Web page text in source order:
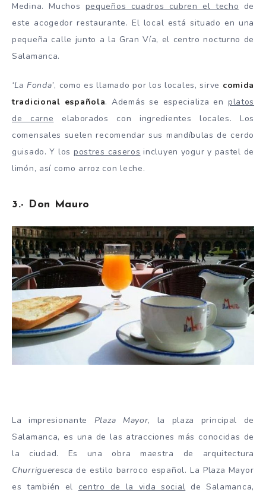
Medina. Muchos pequeños cuadros cubren el techo de
este acogedor restaurante. El local está situado en una
pequeña calle junto a la Gran Vía, el centro nocturno de
Salamanca.
‘La Fonda’, como es llamado por los locales, sirve comida
tradicional española. Además se especializa en platos
de carne elaborados con ingredientes locales. Los
comensales suelen recomendar sus mandíbulas de cerdo
guisado. Y los postres caseros incluyen yogur y pastel de
limón, así como arroz con leche.
3.- Don Mauro
La impresionante Plaza Mayor, la plaza principal de
Salamanca, es una de las atracciones más conocidas de
la ciudad. Es una obra maestra de arquitectura
Churrigueresca de estilo barroco español. La Plaza Mayor
es también el centro de la vida social de Salamanca,